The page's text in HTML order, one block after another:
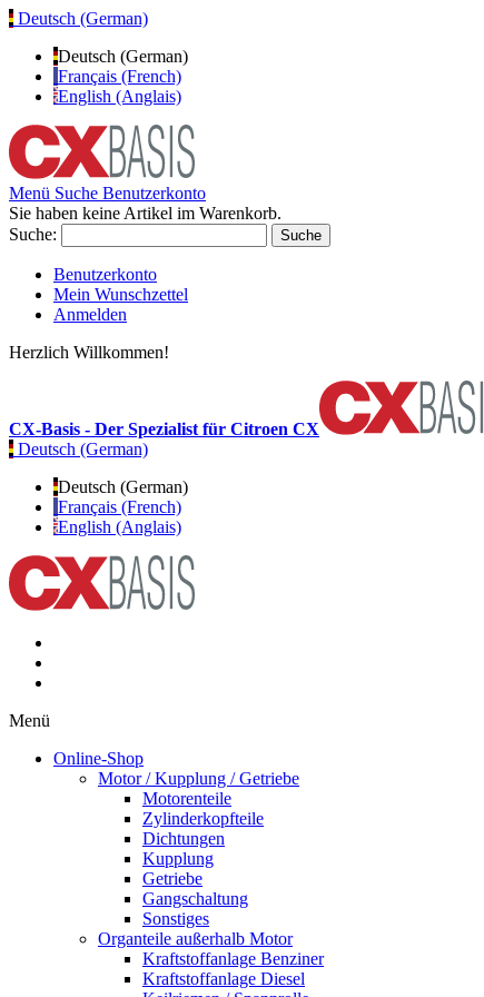
Deutsch (German)
Deutsch (German)
Français (French)
English (Anglais)
Menü Suche Benutzerkonto
Sie haben keine Artikel im Warenkorb.
Suche:
Suche
Benutzerkonto
Mein Wunschzettel
Anmelden
Herzlich Willkommen!
CX-Basis - Der Spezialist für Citroen CX
Deutsch (German)
Deutsch (German)
Français (French)
English (Anglais)
Menü
Online-Shop
Motor / Kupplung / Getriebe
Motorenteile
Zylinderkopfteile
Dichtungen
Kupplung
Getriebe
Gangschaltung
Sonstiges
Organteile außerhalb Motor
Kraftstoffanlage Benziner
Kraftstoffanlage Diesel